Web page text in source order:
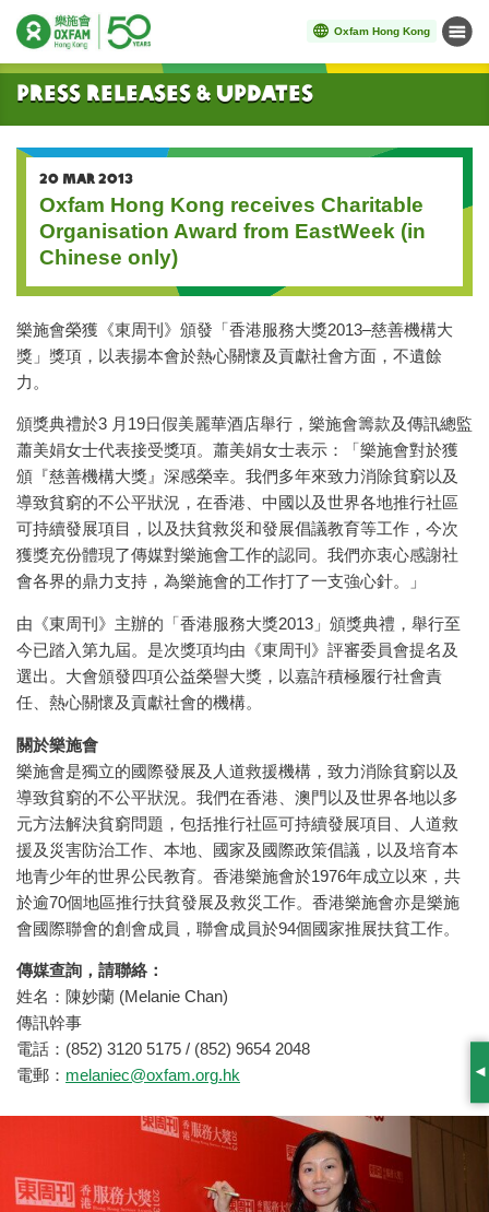
Oxfam Hong Kong Menu
Start main content
Press Releases & Updates
20 MAR 2013
Oxfam Hong Kong receives Charitable
Organisation Award from EastWeek (in
Chinese only)
樂施會榮獲《東周刊》頒發「香港服務大獎2013–慈善機構大
獎」獎項，以表揚本會於熱心關懷及貢獻社會方面，不遺餘
力。
頒獎典禮於3 月19日假美麗華酒店舉行，樂施會籌款及傳訊總監
蕭美娟女士代表接受獎項。蕭美娟女士表示：「樂施會對於獲
頒『慈善機構大獎』深感榮幸。我們多年來致力消除貧窮以及
導致貧窮的不公平狀況，在香港、中國以及世界各地推行社區
可持續發展項目，以及扶貧救災和發展倡議教育等工作，今次
獲獎充份體現了傳媒對樂施會工作的認同。我們亦衷心感謝社
會各界的鼎力支持，為樂施會的工作打了一支強心針。」
由《東周刊》主辦的「香港服務大獎2013」頒獎典禮，舉行至
今已踏入第九屆。是次獎項均由《東周刊》評審委員會提名及
選出。大會頒發四項公益榮譽大獎，以嘉許積極履行社會責
任、熱心關懷及貢獻社會的機構。
關於樂施會
樂施會是獨立的國際發展及人道救援機構，致力消除貧窮以及
導致貧窮的不公平狀況。我們在香港、澳門以及世界各地以多
元方法解決貧窮問題，包括推行社區可持續發展項目、人道救
援及災害防治工作、本地、國家及國際政策倡議，以及培育本
地青少年的世界公民教育。香港樂施會於1976年成立以來，共
於逾70個地區推行扶貧發展及救災工作。香港樂施會亦是樂施
會國際聯會的創會成員，聯會成員於94個國家推展扶貧工作。
傳媒查詢，請聯絡：
姓名：陳妙蘭 (Melanie Chan)
傳訊幹事
電話：(852) 3120 5175 / (852) 9654 2048
電郵： melaniec@oxfam.org.hk